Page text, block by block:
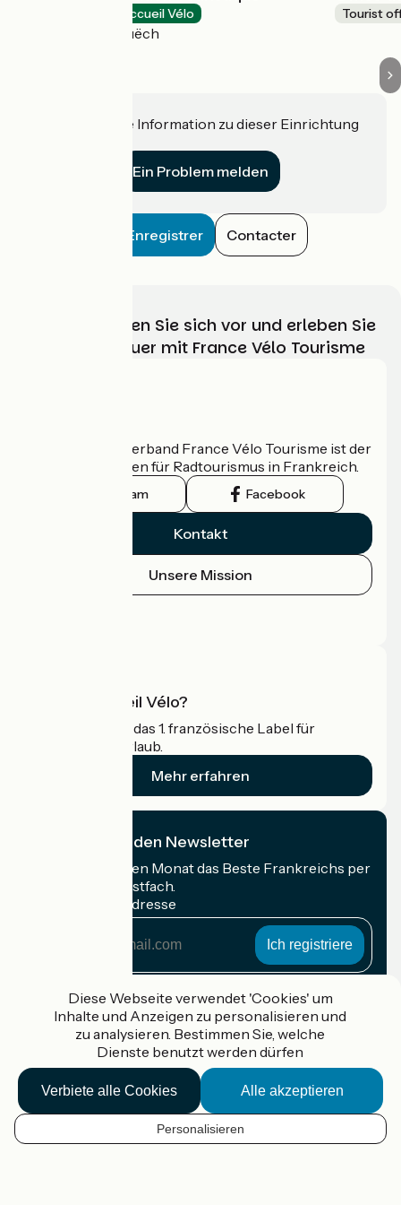
DE
Accueil Vélo
Aspres-sur-Buëch
Tourist
Haben Sie eine Information zu dieser Einrichtung
Ein Problem melden
Enregistrer Contacter
Wählen, bereiten Sie sich vor und erleben Sie
Ihr Radabenteuer mit France Vélo Tourisme
Der nationale Verband France Vélo Tourisme ist der
offizielle Leitfaden für Radtourismus in Frankreich.
Instagram Facebook
Kontakt
Unsere Mission
Was ist Accueil Vélo?
Accueil Vélo ist das 1. französische Label für
Radfahrer im Urlaub.
Mehr erfahren
Ich abonniere den Newsletter
Erhalten Sie jeden Monat das Beste Frankreichs per
Rad in Ihrem Postfach.
Meine E-Mail-Adresse
Adresse
Gefördert im Rahmen von Destination France
Accueil Vélo Pro
Kontakt
Rechtliche Informationen
Diese Webseite verwendet 'Cookies' um
Inhalte und Anzeigen zu personalisieren und
zu analysieren. Bestimmen Sie, welche
Dienste benutzt werden dürfen
Alle akzeptieren
Verbiete alle Cookies
Personalisieren